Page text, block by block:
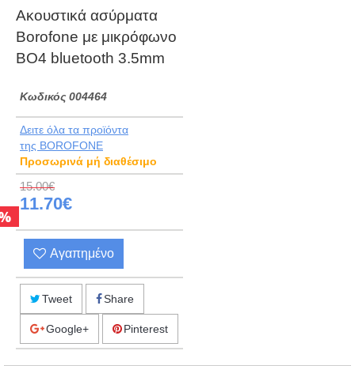
Ακουστικά ασύρματα
Borofone με μικρόφωνο
BO4 bluetooth 3.5mm
Kωδικός 004464
Δειτε όλα τα προϊόντα
της BOROFONE
Προσωρινά μή διαθέσιμο
15.00€
11.70€
Αγαπημένο
Tweet Share
Google+ Pinterest